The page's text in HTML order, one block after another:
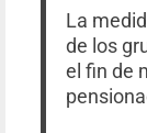
La
de los
el fin de